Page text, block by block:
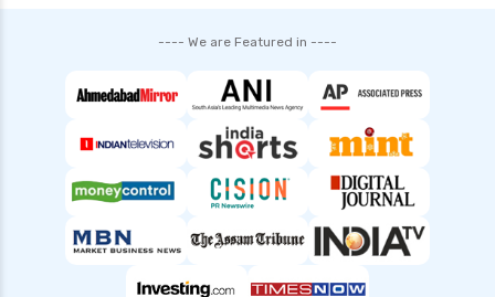
types of health insurance in india
waiting period in health insurance
health insurance
Popular Searches
---- We are Featured in ----